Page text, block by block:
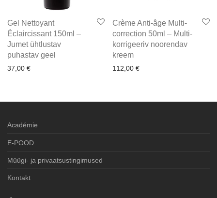
Gel Nettoyant
Éclaircissant 150ml –
Jumet ühtlustav
puhastav geel
37,00 €
Crème Anti-âge Multi-
correction 50ml – Multi-
korrigeeriv noorendav
kreem
112,00 €
Académie
E-POOD
Müügi- ja privaatsustingimused
Kontakt